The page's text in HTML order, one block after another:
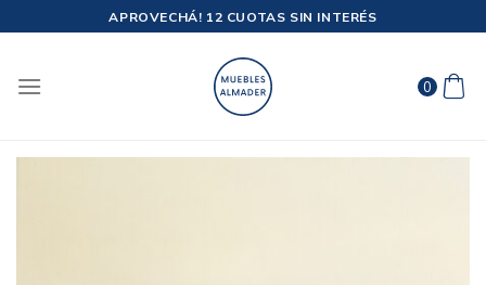
al
APROVECHÁ! 12 CUOTAS SIN INTERÉS
0